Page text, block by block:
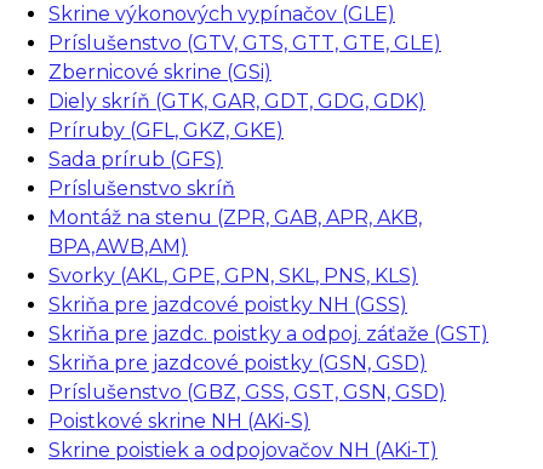
Skrine výkonových vypínačov (GLE)
Príslušenstvo (GTV, GTS, GTT, GTE, GLE)
Zbernicové skrine (GSi)
Diely skríň (GTK, GAR, GDT, GDG, GDK)
Príruby (GFL, GKZ, GKE)
Sada prírub (GFS)
Príslušenstvo skríň
Montáž na stenu (ZPR, GAB, APR, AKB,
BPA,AWB,AM)
Svorky (AKL, GPE, GPN, SKL, PNS, KLS)
Skriňa pre jazdcové poistky NH (GSS)
Skriňa pre jazdc. poistky a odpoj. záťaže (GST)
Skriňa pre jazdcové poistky (GSN, GSD)
Príslušenstvo (GBZ, GSS, GST, GSN, GSD)
Poistkové skrine NH (AKi-S)
Skrine poistiek a odpojovačov NH (AKi-T)